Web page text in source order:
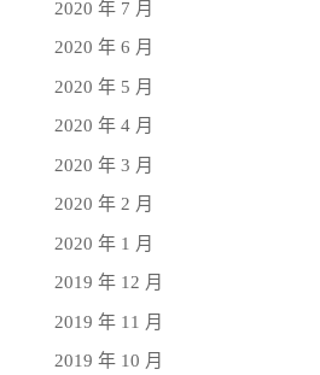
2020 年 7 月
2020 年 6 月
2020 年 5 月
2020 年 4 月
2020 年 3 月
2020 年 2 月
2020 年 1 月
2019 年 12 月
2019 年 11 月
2019 年 10 月